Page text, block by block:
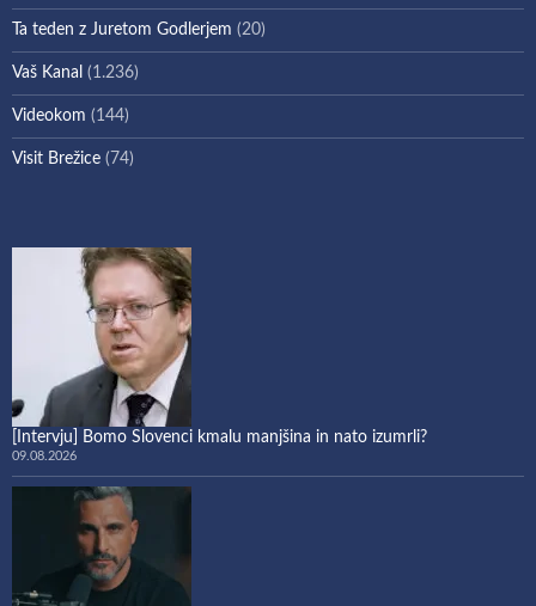
Ta teden z Juretom Godlerjem (20)
Vaš Kanal (1.236)
Videokom (144)
Visit Brežice (74)
[Intervju] Bomo Slovenci kmalu manjšina in nato izumrli?
09.08.2026